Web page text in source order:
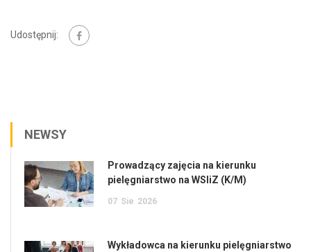
Udostępnij:
NEWSY
Prowadzący zajęcia na kierunku
pielęgniarstwo na WSIiZ (K/M)
07 Sie 2026
Wykładowca na kierunku pielęgniarstwo